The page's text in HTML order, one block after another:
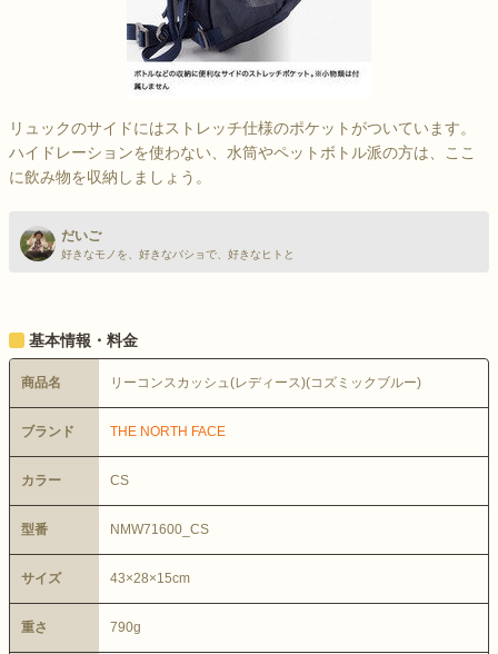
リュックのサイドにはストレッチ仕様のポケットがついています。
ハイドレーションを使わない、水筒やペットボトル派の方は、ここ
に飲み物を収納しましょう。
だいご
好きなモノを、好きなバショで、好きなヒトと
基本情報・料金
商品名 リーコンスカッシュ(レディース)(コズミックブルー)
ブランド THE NORTH FACE
カラー CS
型番 NMW71600_CS
サイズ 43×28×15cm
重さ 790g